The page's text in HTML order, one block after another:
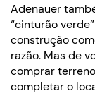
Adenauer
“cinturão
construção
razão. Mas de
comprar
completar o